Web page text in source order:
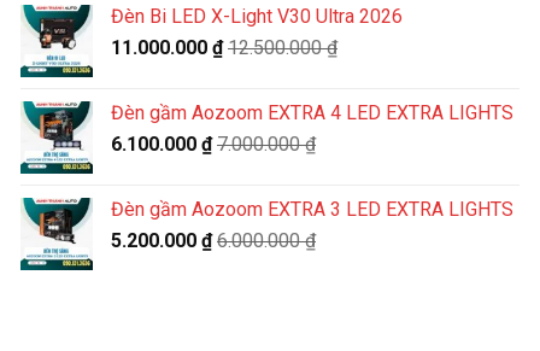
Đèn Bi LED X-Light V30 Ultra 2026
11.000.000 ₫ 12.500.000₫
Đèn gầm Aozoom EXTRA 4 LED EXTRA LIGHTS
6.100.000 ₫ 7.000.000₫
Đèn gầm Aozoom EXTRA 3 LED EXTRA LIGHTS
5.200.000 ₫ 6.000.000₫